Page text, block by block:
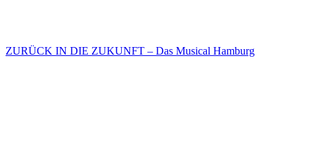
ZURÜCK IN DIE ZUKUNFT – Das Musical Hamburg